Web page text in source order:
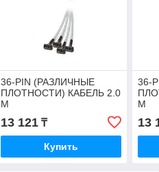
36-PIN (РАЗЛИЧНЫЕ
ПЛОТНОСТИ) КАБЕЛЬ 2.0
М
13 121₸
Купить
36-
М
13